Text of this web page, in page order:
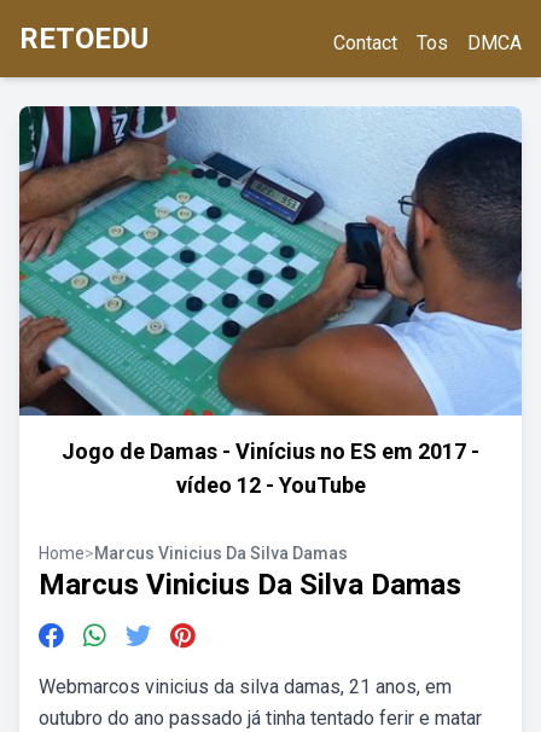
RETOEDU Contact Tos DMCA
Jogo de Damas - Vinícius no ES em 2017 -
vídeo 12 - YouTube
Home>Marcus Vinicius Da Silva Damas
Marcus Vinicius Da Silva Damas
Webmarcos vinicius da silva damas, 21 anos, em
outubro do ano passado já tinha tentado ferir e matar